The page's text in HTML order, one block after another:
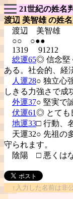
21世紀の姓名
渡辺 美智雄 の姓
渡辺 美智雄
○○ ○●●
1319 91212
総運65◎ 信念堅
ある。社会的、経
人運28○ 独立心
しきる力強さで成
外運37○ 堅実で
伏運61◎ とても
地運33□ 行動、
天運32○ 先祖の
守られます。
陰陽 □ 悪くは
↑入力した名前は非